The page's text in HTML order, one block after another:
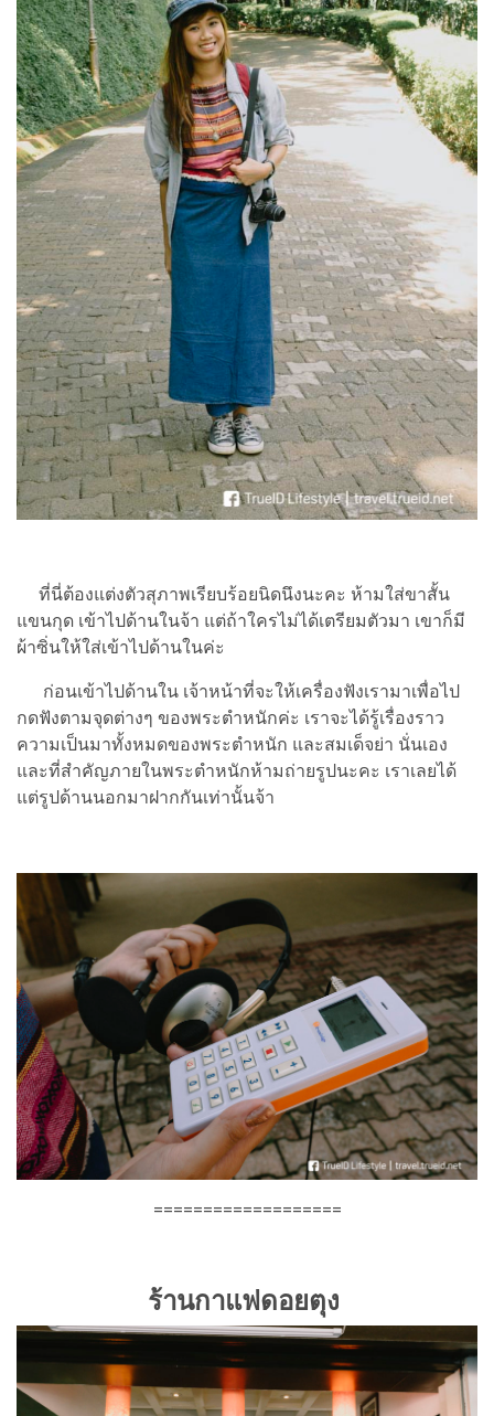
ที่นี่ต้องแต่งตัวสุภาพเรียบร้อยนิดนึงนะคะ ห้ามใส่ขาสั้น
แขนกุด เข้าไปด้านในจ้า แต่ถ้าใครไม่ได้เตรียมตัวมา เขาก็มี
ผ้าซิ่นให้ใส่เข้าไปด้านในค่ะ
ก่อนเข้าไปด้านใน เจ้าหน้าที่จะให้เครื่องฟังเรามาเพื่อไป
กดฟังตามจุดต่างๆ ของพระตำหนักค่ะ เราจะได้รู้เรื่องราว
ความเป็นมาทั้งหมดของพระตำหนัก และสมเด็จย่า นั่นเอง
และที่สำคัญภายในพระตำหนักห้ามถ่ายรูปนะคะ เราเลยได้
แต่รูปด้านนอกมาฝากกันเท่านั้นจ้า
===================
ร้านกาแฟดอยตุง